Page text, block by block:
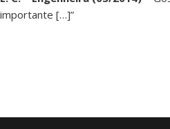
importante […]”